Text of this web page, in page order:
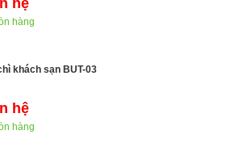
hệ
hàng
khách sạn BUT-03
hệ
hàng